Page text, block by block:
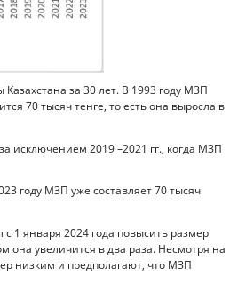
за 30 лет. В 1993 году МЗП
70 тысяч тенге, то есть она выросла в
исключением 2019 –2021 гг., когда МЗП
году МЗП уже составляет 70 тысяч
1 января 2024 года повысить размер
она увеличится в два раза. Несмотря на
низким и предполагают, что МЗП